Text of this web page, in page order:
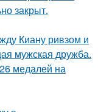
закрыт.
Киану ривзом и
мужская дружба.
медалей на